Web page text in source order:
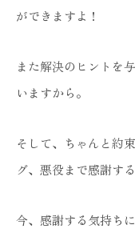
ができますよ！
また解決のヒントを
いますから。
そして、ちゃんと約
グ、悪役まで感謝す
今、感謝する気持ち